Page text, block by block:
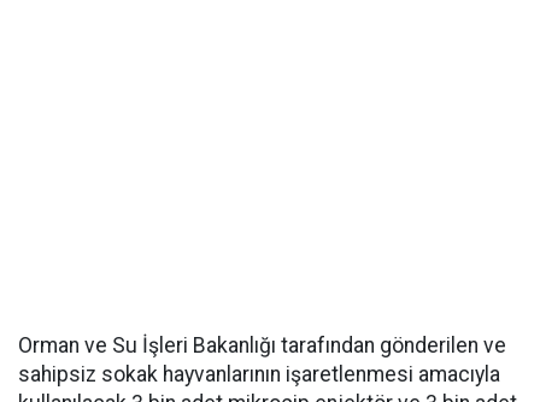
Orman ve Su İşleri Bakanlığı tarafından gönderilen ve
sahipsiz sokak hayvanlarının işaretlenmesi amacıyla